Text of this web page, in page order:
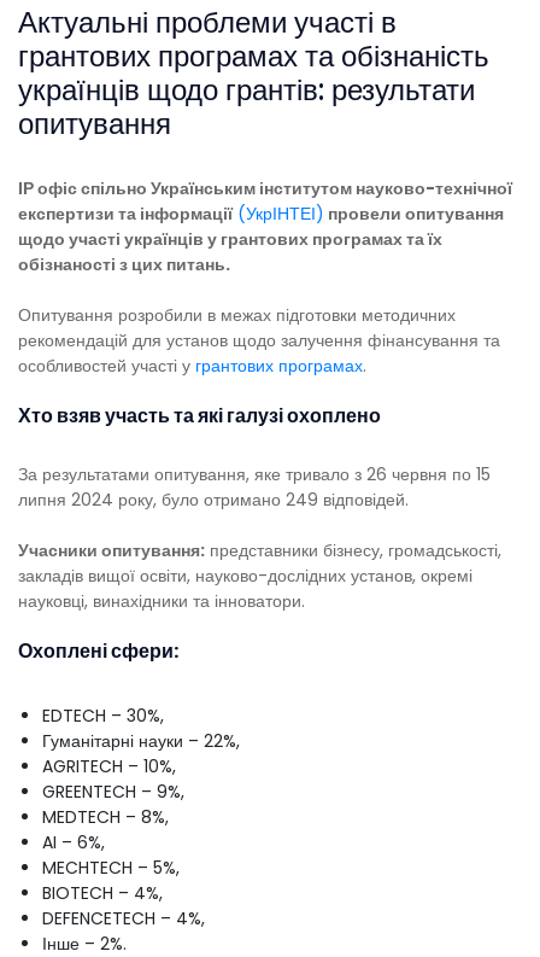
Актуальні проблеми участі в
грантових програмах та обізнаність
українців щодо грантів: результати
опитування
ІР офіс спільно Українським інститутом науково-технічної
експертизи та інформації (УкрІНТЕІ) провели опитування
щодо участі українців у грантових програмах та їх
обізнаності з цих питань.
Опитування розробили в межах підготовки методичних
рекомендацій для установ щодо залучення фінансування та
особливостей участі у грантових програмах.
Хто взяв участь та які галузі охоплено
За результатами опитування, яке тривало з 26 червня по 15
липня 2024 року, було отримано 249 відповідей.
Учасники опитування: представники бізнесу, громадськості,
закладів вищої освіти, науково-дослідних установ, окремі
науковці, винахідники та інноватори.
Охоплені сфери:
EDTECH – 30%,
Гуманітарні науки – 22%,
AGRITECH – 10%,
GREENTECH – 9%,
MEDTECH – 8%,
AI – 6%,
MECHTECH – 5%,
BIOTECH – 4%,
DEFENCETECH – 4%,
Інше – 2%.